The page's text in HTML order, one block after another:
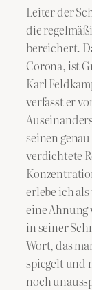
Leiter der
die
bereichert.
Corona, ist
Karl
verfasst er
seinen
verdichtete
erlebe ich
eine Ahnung
in seiner
Wort, das
spiegelt und
noch